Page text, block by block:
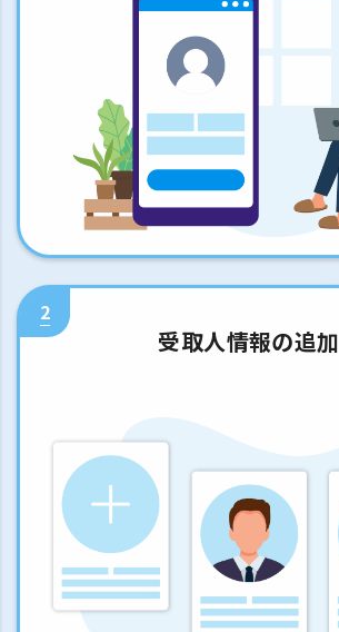
2
受取人情報の追加